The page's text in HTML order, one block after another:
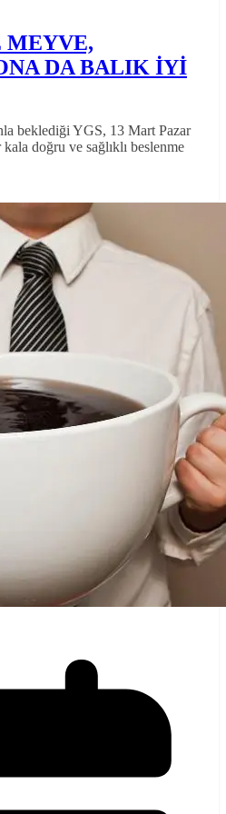
MEYVE,
DA BALIK İYİ
beklediği YGS, 13 Mart Pazar
kala doğru ve sağlıklı beslenme